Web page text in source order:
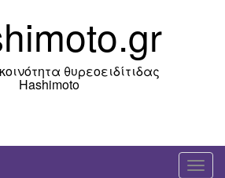
θυρεοειδίτιδας
Hashimoto
T